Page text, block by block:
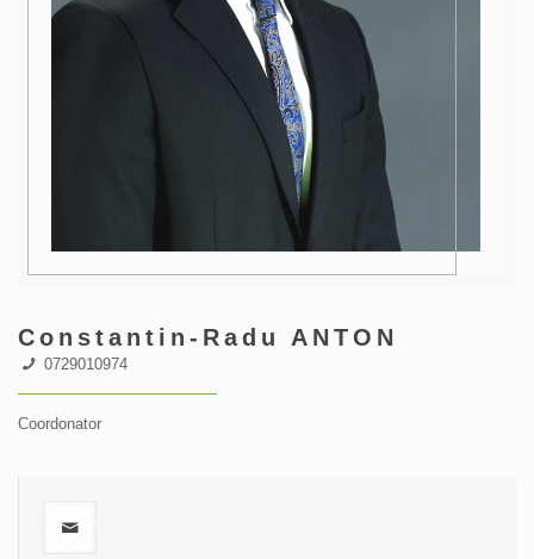
Constantin-Radu ANTON
0729010974
Coordonator